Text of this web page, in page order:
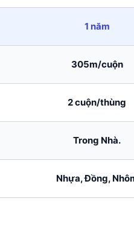
1 năm
305m/cuộn
2 cuộn/thùng
Trong Nhà.
Nhựa, Đồng,